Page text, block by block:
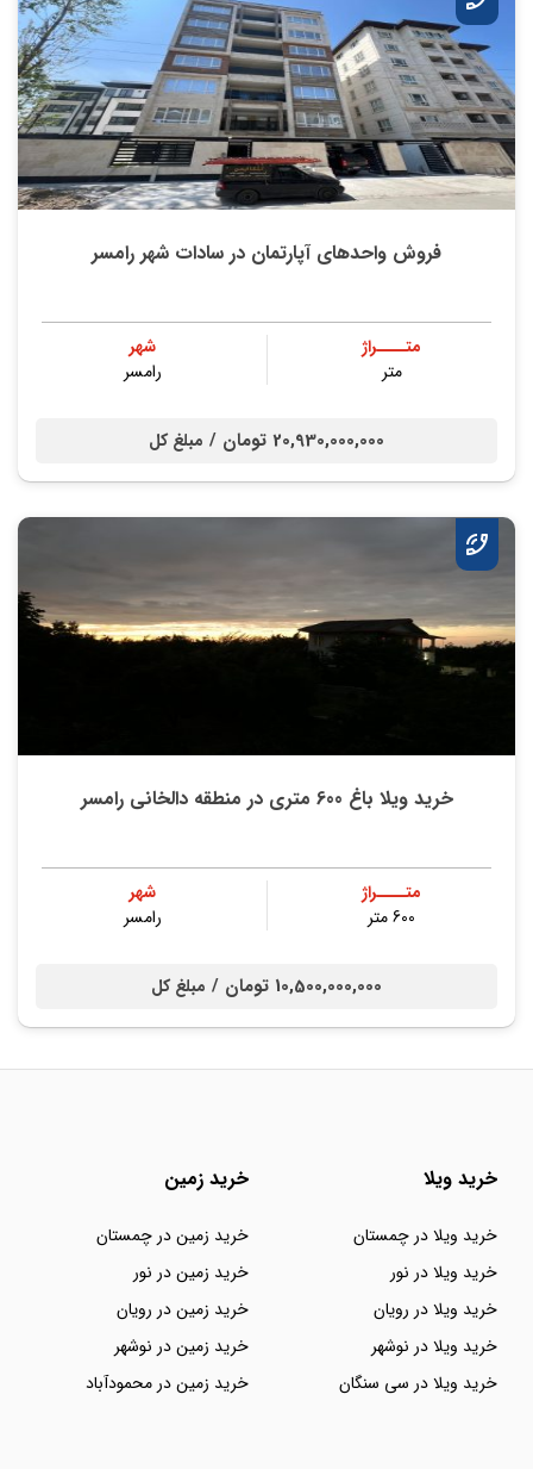
فروش واحدهای آپارتمان در سادات شهر رامسر
متــــراژ
متر
شهر
رامسر
20,930,000,000 تومان / مبلغ کل
خرید ویلا باغ 600 متری در منطقه دالخانی رامسر
متــــراژ
600 متر
شهر
رامسر
10,500,000,000 تومان / مبلغ کل
خرید ویلا
خرید ویلا در چمستان
خرید ویلا در نور
خرید ویلا در رویان
خرید ویلا در نوشهر
خرید ویلا در سی سنگان
خرید زمین
خرید زمین در چمستان
خرید زمین در نور
خرید زمین در رویان
خرید زمین در نوشهر
خرید زمین در محمودآباد